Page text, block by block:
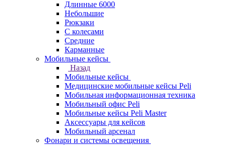
Длинные 6000
Небольшие
Рюкзаки
С колесами
Средние
Карманные
Мобильные кейсы
Назад
Мобильные кейсы
Медицинские мобильные кейсы Peli
Мобильная информационная техника
Мобильный офис Peli
Мобильные кейсы Peli Master
Аксессуары для кейсов
Мобильный арсенал
Фонари и системы освещения